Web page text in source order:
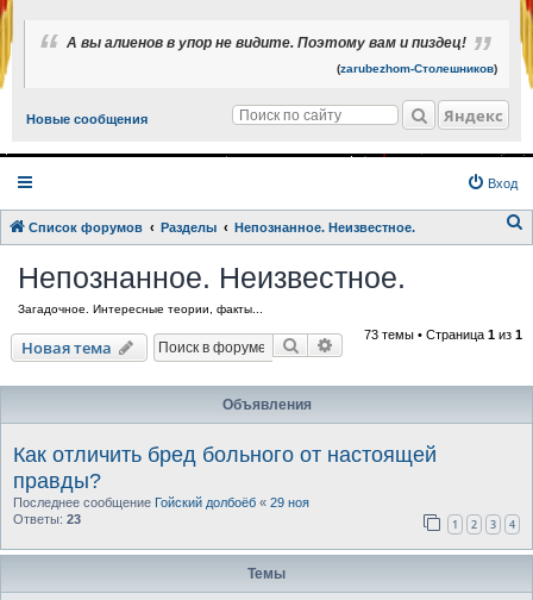
А вы алиенов в упор не видите. Поэтому вам и пиздец!
(zarubezhom-Столешников)
Новые сообщения Яндекс
Вход
Список форумов Разделы Непознанное. Неизвестное.
Непознанное. Неизвестное.
Загадочное. Интересные теории, факты...
Новая тема Поиск Расширенный поиск
73 темы • Страница 1 из 1
Объявления
Как отличить бред больного от настоящей
правды?
Последнее сообщение Гойский долбоёб « 29 ноя
Ответы: 23 1 2 3 4
Темы